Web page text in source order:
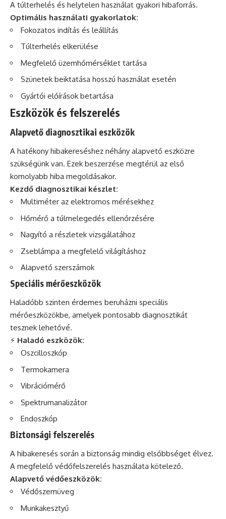
A túlterhelés és helytelen használat gyakori hibaforrás.
Optimális használati gyakorlatok:
Fokozatos indítás és leállítás
Túlterhelés elkerülése
Megfelelő üzemhőmérséklet tartása
Szünetek beiktatása hosszú használat esetén
Gyártói előírások betartása
Eszközök és felszerelés
Alapvető diagnosztikai eszközök
A hatékony hibakereséshez néhány alapvető eszközre
szükségünk van. Ezek beszerzése megtérül az első
komolyabb hiba megoldásakor.
Kezdő diagnosztikai készlet:
Multiméter az elektromos mérésekhez
Hőmérő a túlmelegedés ellenőrzésére
Nagyító a részletek vizsgálatához
Zseblámpa a megfelelő világításhoz
Alapvető szerszámok
Speciális mérőeszközök
Haladóbb szinten érdemes beruházni speciális
mérőeszközökbe, amelyek pontosabb diagnosztikát
tesznek lehetővé.
⚡ Haladó eszközök:
Oszcilloszkóp
Termokamera
Vibrációmérő
Spektrumanalizátor
Endoszkóp
Biztonsági felszerelés
A hibakeresés során a biztonság mindig elsőbbséget élvez.
A megfelelő védőfelszerelés használata kötelező.
Alapvető védőeszközök:
Védőszemüveg
Munkakesztyű